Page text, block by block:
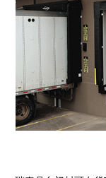
Français
Italiano
Dutch
ASIA PACIFIC